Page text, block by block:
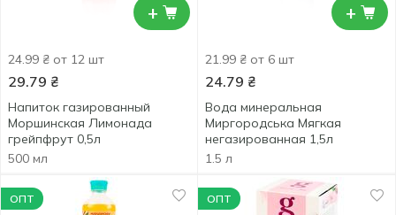
+
24.99 ₴ от 12 шт
29.79 ₴
Напиток газированный
Моршинская Лимонада
грейпфрут 0,5л
500 мл
+
21.99 ₴ от 6 шт
24.79 ₴
Вода минеральная
Миргородська Мягкая
негазированная 1,5л
1.5 л
ОПТ ОПТ